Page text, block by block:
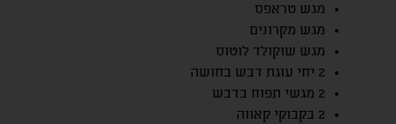
מגש טראפס
מגש מקרונים
מגש שוקולד לוטוס
2 יחי עוגת דבש בחושה
2 מגשי תפוח בדבש
2 בקבוקי קאווה